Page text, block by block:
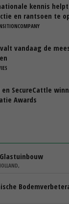
kennis
en rantsoen te
vandaag de
en SecureCattle
Awards